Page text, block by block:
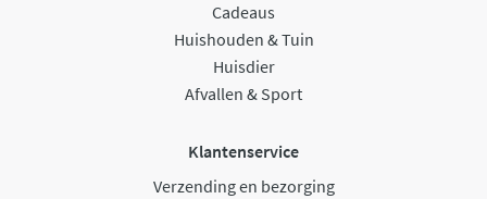
Cadeaus
Huishouden & Tuin
Huisdier
Afvallen & Sport
Klantenservice
Verzending en bezorging